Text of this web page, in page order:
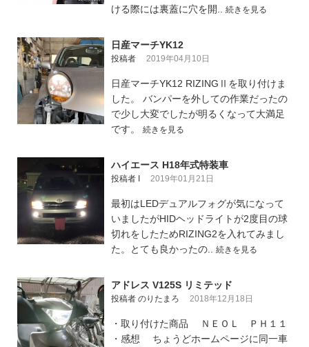
ける際には裏蓋に穴を開.. 続きを見る
日産マーチYK12
投稿者 2019年04月10日
日産マーチYK12 RIZINGⅡを取り付けま
した。 バンパーを外しての作業だったの
で少し大変でしたが明るくなって大満足
です。 続きを見る
ハイエース H18年式特装車
投稿者 I 2019年01月21日
最初はLEDデュアルフォグが気になって
いましたがHIDヘッドライトが2度目の球
切れをしたためRIZING2を入れてみまし
た。とても良かったの.. 続きを見る
アドレス V125S リミテッド
投稿者 のりたまろ 2018年12月18日
・取り付けた商品 ＮＥＯＬ ＰＨ１１
・感想 ちょうどホームページに同一車